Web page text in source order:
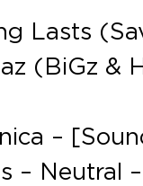
Lasts
(BiGz &
–
– Neutral